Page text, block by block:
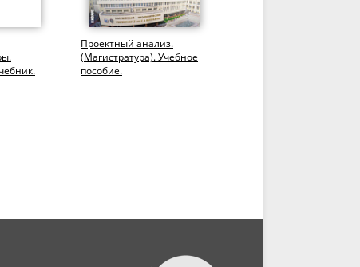
Проектный анализ.
(Магистратура). Учебное
пособие.